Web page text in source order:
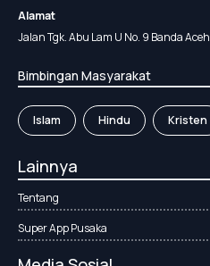
Alamat
Jalan Tgk. Abu Lam U No. 9 Banda
Bimbingan Masyarakat
Islam Hindu Kristen
Lainnya
Tentang
Super App Pusaka